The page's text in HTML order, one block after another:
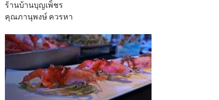
ร้านบ้านบุญเพ็ชร
คุณภานุพงษ์ ควรหา